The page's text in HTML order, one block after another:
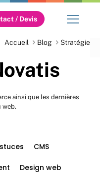
/ Devis
Accueil Blog Stratégie
ainsi que les dernières
web.
CMS
Design web